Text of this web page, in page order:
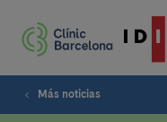
Más noticias